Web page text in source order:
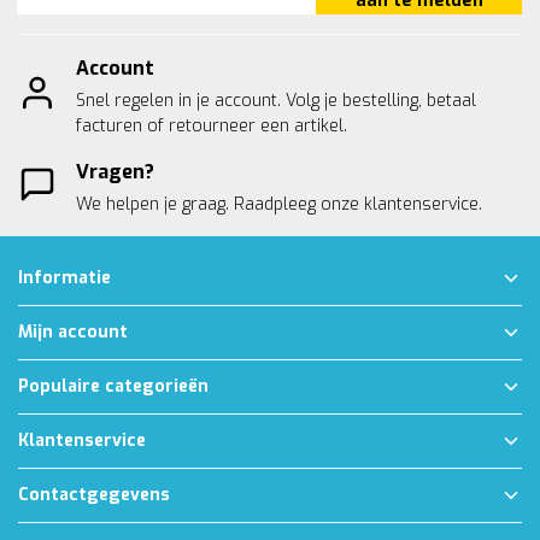
Account
Snel regelen in je account. Volg je bestelling, betaal
facturen of retourneer een artikel.
Vragen?
We helpen je graag. Raadpleeg onze klantenservice.
Informatie
Mijn account
Populaire categorieën
Klantenservice
Contactgegevens